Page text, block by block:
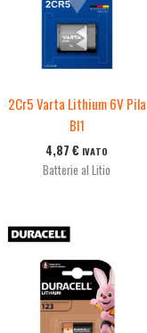
2Cr5 Varta Lithium 6V Pila
Bl1
4,87€ IVATO
Batterie al Litio